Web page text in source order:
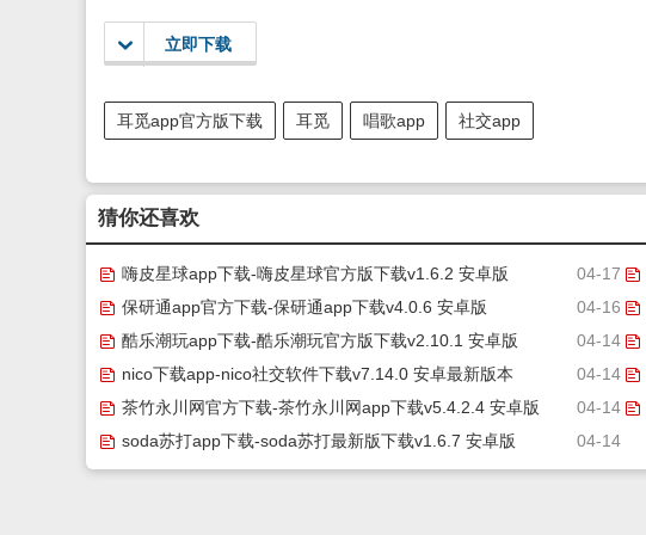
立即下载
耳觅app官方版下载 耳觅 唱歌app 社交app
猜你还喜欢
04-17
嗨皮星球app下载-嗨皮星球官方版下载v1.6.2 安卓版
04-16
保研通app官方下载-保研通app下载v4.0.6 安卓版
版
04-14
酷乐潮玩app下载-酷乐潮玩官方版下载v2.10.1 安卓版
04-14
nico下载app-nico社交软件下载v7.14.0 安卓最新版本
04-14
茶竹永川网官方下载-茶竹永川网app下载v5.4.2.4 安卓版
04-14
soda苏打app下载-soda苏打最新版下载v1.6.7 安卓版